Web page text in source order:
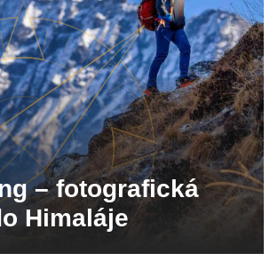
– fotografická
Himaláje